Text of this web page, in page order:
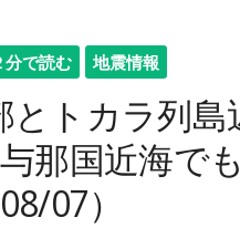
分で読む 地震情報
とトカラ列
那国近海で
07）